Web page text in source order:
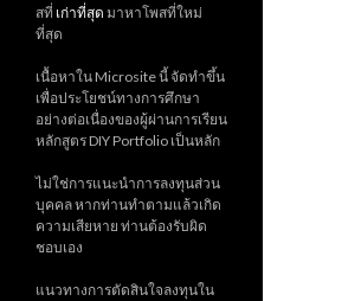
สที่ เก่าที่สุด มาหาโพสที่ใหม่
ที่สุด
เนื้อหาใน Microsite นี้ จัดทำขึ้น
เพื่อประโยชน์ทางการศึกษา
อย่างต่อเนื่องของผู้ผ่านการเรียน
หลักสูตร DIY Portfolio เป็นหลัก
ไม่ใช่การแนะนำการลงทุนส่วน
บุคคล หากท่านทำตามแล้วเกิด
ความเสียหาย ท่านต้องรับผิด
ชอบเอง
แนวทางการตัดสินใจลงทุนใน